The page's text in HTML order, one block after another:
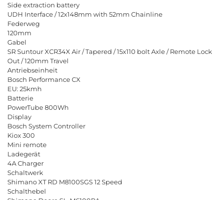
Sideextraction battery
UDH Interface/12x148mm with 52mm Chainline
Federweg
120mm
Gabel
SRSuntourXCR34X Air/Tapered /15x110 boltAxle/ Remote L ock
Out/120mm Travel
Antriebseinheit
Bosch PerformanceCX
EU: 25kmh
Batterie
PowerTube800Wh
Display
Bosch System Controller
Kiox300
Mini remote
L adegerät
4ACharger
Schaltwerk
ShimanoXT RD M8100SGS12Speed
Schalthebel